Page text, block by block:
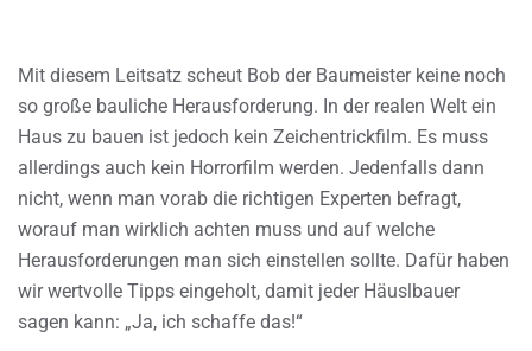
Mit diesem Leitsatz scheut Bob der Baumeister keine noch
so große bauliche Herausforderung. In der realen Welt ein
Haus zu bauen ist jedoch kein Zeichentrickfilm. Es muss
allerdings auch kein Horrorfilm werden. Jedenfalls dann
nicht, wenn man vorab die richtigen Experten befragt,
worauf man wirklich achten muss und auf welche
Herausforderungen man sich einstellen sollte. Dafür haben
wir wertvolle Tipps eingeholt, damit jeder Häuslbauer
sagen kann: „Ja, ich schaffe das!“